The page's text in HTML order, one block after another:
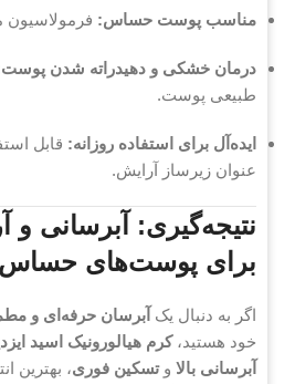
مناسب پوست حساس: فرمولاسیون
درمان خشکی و دهیدراته شدن
طبیعی پوست.
ایده‌آل برای استفاده روزانه: قابل
عنوان زیرساز آرایش.
نتیجه‌گیری: آبرسانی
برای پوست‌های حساس
اگر به دنبال یک آبرسان حرفه‌ای و
خود هستید،کرم هیالورونیک اسید
آبرسانی بالا وتسکین فوری، بهترین